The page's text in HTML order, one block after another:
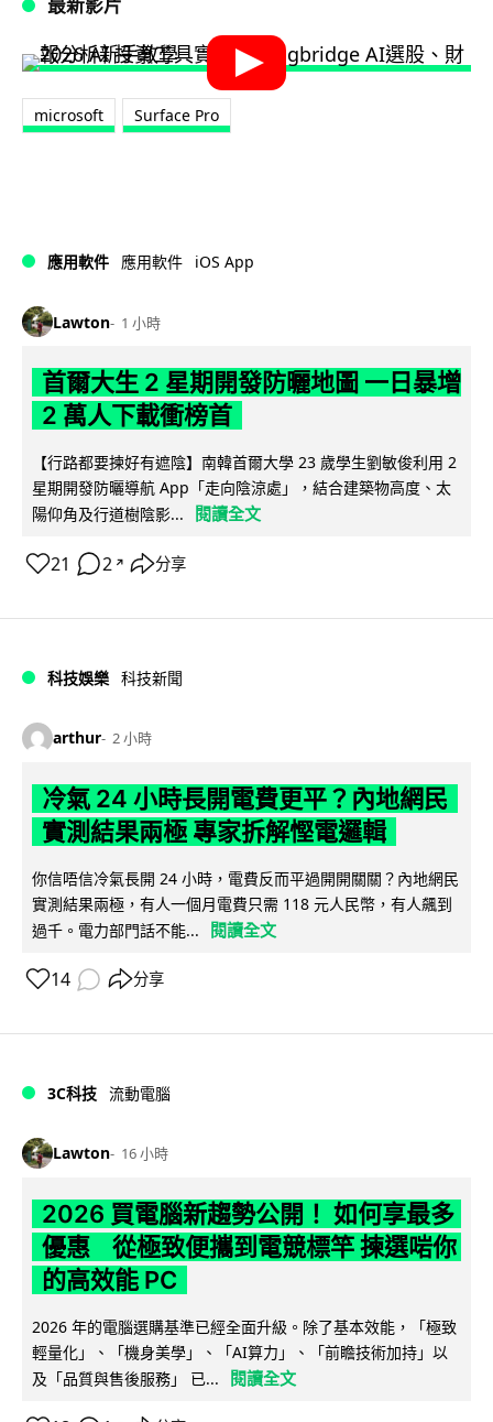
最新影片
microsoft Surface Pro
應用軟件 應用軟件 iOS App
Lawton 1 小時
首爾大生 2 星期開發防曬地圖 一日暴增
2 萬人下載衝榜首
【行路都要揀好有遮陰】南韓首爾大學 23 歲學生劉敏俊利用 2
星期開發防曬導航 App「走向陰涼處」，結合建築物高度、太
陽仰角及行道樹陰影...
閱讀全文
21 2 ↗ 分享
科技娛樂 科技新聞
arthur 2 小時
冷氣 24 小時長開電費更平？內地網民
實測結果兩極 專家拆解慳電邏輯
你信唔信冷氣長開 24 小時，電費反而平過開開關關？內地網民
實測結果兩極，有人一個月電費只需 118 元人民幣，有人飆到
過千。電力部門話不能...
閱讀全文
14 分享
3C科技 流動電腦
Lawton 16 小時
2026 買電腦新趨勢公開！ 如何享最多
優惠 從極致便攜到電競標竿 揀選啱你
的高效能 PC
2026 年的電腦選購基準已經全面升級。除了基本效能，「極致
輕量化」、「機身美學」、「AI算力」、「前瞻技術加持」以
及「品質與售後服務」 已...
閱讀全文